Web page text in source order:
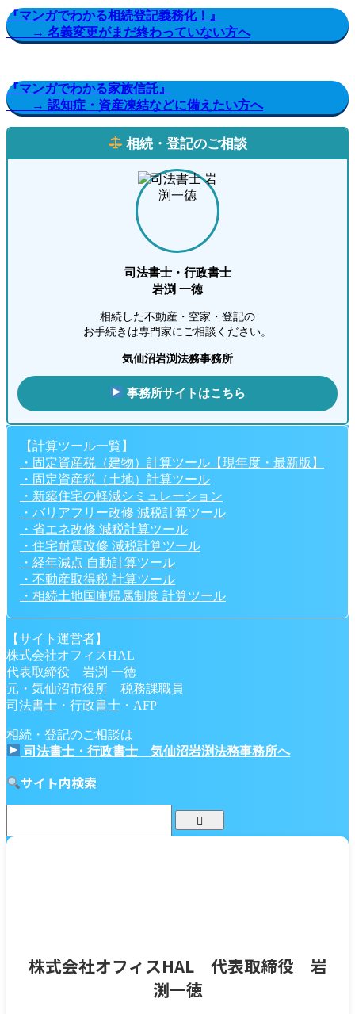
『マンガでわかる相続登記義務化！』
→ 名義変更がまだ終わっていない方へ
『マンガでわかる家族信託』
→ 認知症・資産凍結などに備えたい方へ
相続・登記のご相談
司法書士・行政書士
岩渕 一徳
相続した不動産・空家・登記の
お手続きは専門家にご相談ください。
気仙沼岩渕法務事務所
事務所サイトはこちら
【計算ツール一覧】
・固定資産税（建物）計算ツール【現年度・最新版】
・固定資産税（土地）計算ツール
・新築住宅の軽減シミュレーション
・バリアフリー改修 減税計算ツール
・省エネ改修 減税計算ツール
・住宅耐震改修 減税計算ツール
・経年減点 自動計算ツール
・不動産取得税 計算ツール
・相続土地国庫帰属制度 計算ツール
【サイト運営者】
株式会社オフィスHAL
代表取締役 岩渕 一徳
元・気仙沼市役所 税務課職員
司法書士・行政書士・AFP
相続・登記のご相談は
司法書士・行政書士 気仙沼岩渕法務事務所へ
サイト内検索
株式会社オフィスHAL 代表取締役 岩
渕一徳